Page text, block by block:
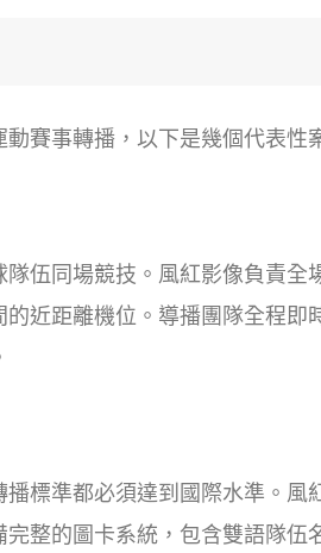
賽事轉播，以下是幾個代表性
伍同場競技。風紅影像負責全
近距離機位。導播團隊全程即
標準都必須達到國際水準。風
整的圖卡系統，包含雙語隊伍